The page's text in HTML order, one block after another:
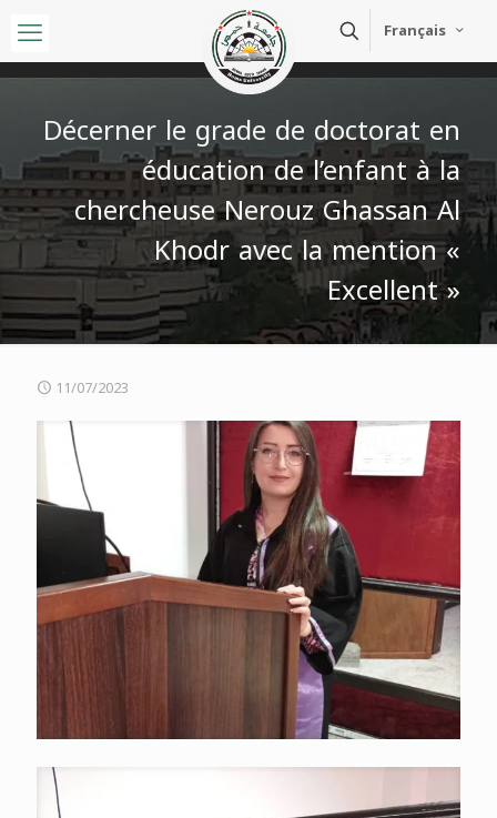
Français
Décerner le grade de doctorat en
éducation de l’enfant à la
chercheuse Nerouz Ghassan Al
Khodr avec la mention «
Excellent »
11/07/2023